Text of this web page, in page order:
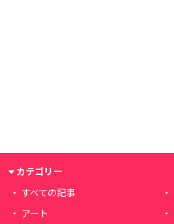
カテゴリー
すべての記事
アート